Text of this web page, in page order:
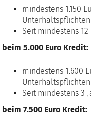
mindestens 1.150
Unterhaltspflichten
Seit mindestens
beim 5.000 Euro Kredit:
mindestens 1.600
Unterhaltspflichten
Seit mindestens 3
beim 7.500 Euro Kredit: